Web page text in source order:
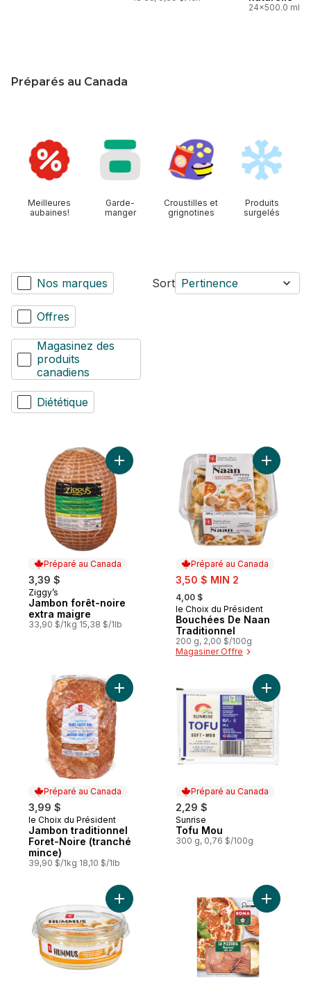
24x500.0 ml,
Préparés au Canada
Meilleures
aubaines!
Garde-
manger
Croustilles et
grignotines
Produits
surgelés
Nos marques
Offres
Magasinez des
produits
canadiens
Diététique
Sort Pertinence
Préparé au Canada
3,39 $
Préparé au Canada
Ziggy’s
Jambon forêt-noire
extra maigre
33,90 $/1kg 15,38 $/1lb
Ajouter Jambon forêt-noire extra maigre
Préparé au Canada
sale:
3,50 $ MIN 2
, formerly:
4,00 $
Préparé au Canada
le Choix du Président
Bouchées De Naan
Traditionnel
200 g, 2,00 $/100g
Magasiner Offre
Ajouter
Préparé au Canada
3,99 $
Préparé au Canada
le Choix du Président
Jambon traditionnel
Foret-Noire (tranché
mince)
39,90 $/1kg 18,10 $/1lb
Ajouter Jambon traditionnel Foret-Noire
Préparé au Canada
2,29 $
Préparé au Canada
Sunrise
Tofu Mou
300 g, 0,76 $/100g
Ajouter
Ajouter Hummus au panier Ajouter